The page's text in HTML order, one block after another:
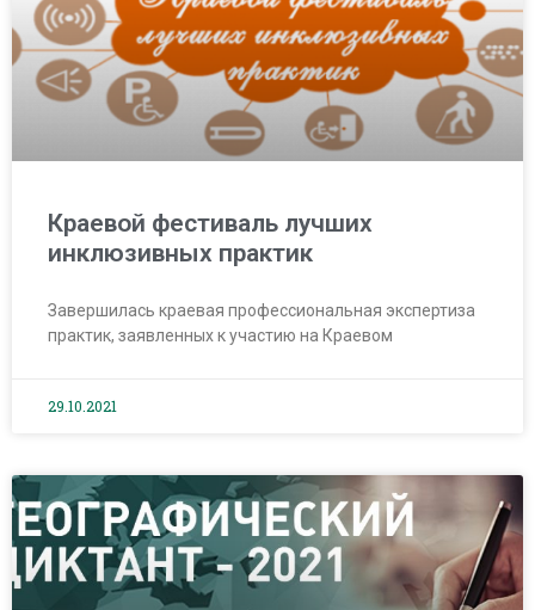
Краевой фестиваль лучших
инклюзивных практик
Завершилась краевая профессиональная экспертиза
практик, заявленных к участию на Краевом
29.10.2021